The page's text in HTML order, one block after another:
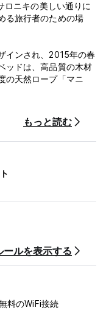
ニキの美しい通りに
る旅行者のための場
インされ、2015年の春
ッドは、高品質の木材
の天然ロープ「マニ
きます。
0 時までです。 (Auto-
もっと読む
ールを表示する
料のWiFi接続